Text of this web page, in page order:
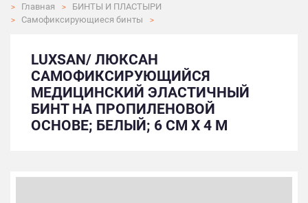
Главная
БИНТЫ И ПЛАСТЫРИ
Самофиксирующиеся бинты
LUXSAN/ ЛЮКСАН
САМОФИКСИРУЮЩИЙСЯ
МЕДИЦИНСКИЙ ЭЛАСТИЧНЫЙ
БИНТ НА ПРОПИЛЕНОВОЙ
ОСНОВЕ; БЕЛЫЙ; 6 СМ Х 4 М